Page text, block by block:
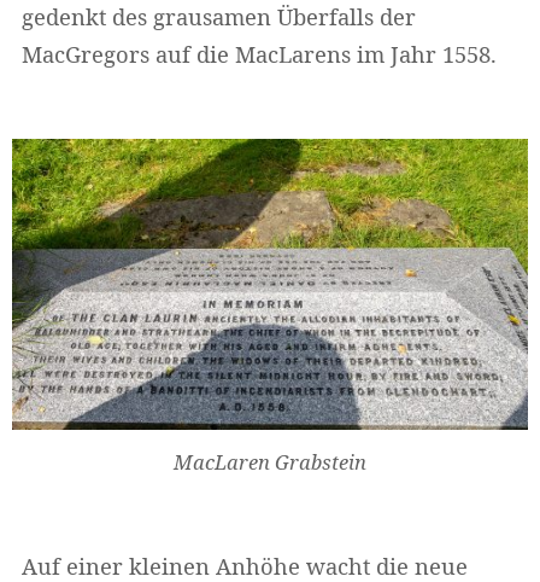
gedenkt des grausamen Überfalls der
MacGregors auf die MacLarens im Jahr 1558.
MacLaren Grabstein
Auf einer kleinen Anhöhe wacht die neue